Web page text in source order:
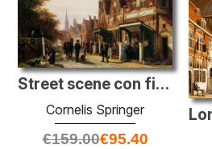
Street scene con figure
Cornelis Springer
€159.00€95.40